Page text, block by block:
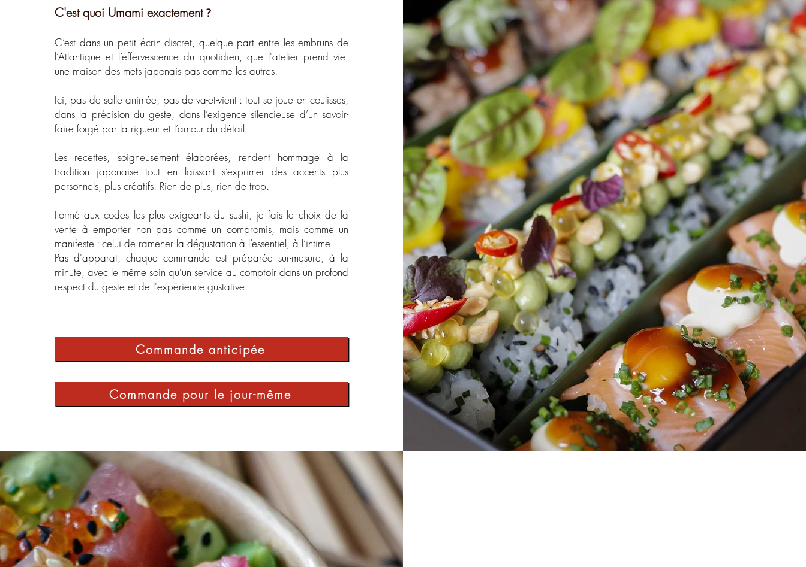
C'est quoi Umami exactement ?
C’est dans un petit écrin discret, quelque part entre les embruns de
l’Atlantique et l’effervescence du quotidien, que l'atelier prend vie,
une maison des mets japonais pas comme les autres.
Ici, pas de salle animée, pas de va-et-vient : tout se joue en coulisses,
dans la précision du geste, dans l’exigence silencieuse d’un savoir-
faire forgé par la rigueur et l’amour du détail.
Les recettes, soigneusement élaborées, rendent hommage à la
tradition japonaise tout en laissant s’exprimer des accents plus
personnels, plus créatifs. Rien de plus, rien de trop.
Formé aux codes les plus exigeants du sushi, je fais le choix de la
vente à emporter non pas comme un compromis, mais comme un
manifeste : celui de ramener la dégustation à l’essentiel, à l’intime.
Pas d'apparat, chaque commande est préparée sur-mesure, à la
minute, avec le même soin qu’un service au comptoir dans un profond
respect du geste et de l'expérience gustative.
Commande anticipée
Commande pour le jour-même